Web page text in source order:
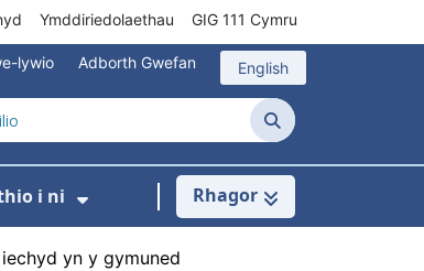
Ymddiriedolaethau GIG 111 Cymru
lywio Adborth Gwefan English
Chwilio
Gofal Cymunedol/Sylfaenol
isddewislen ar gyfer Brys/Allan o
i ni
Dangos isddewislen ar gyfer
Rhagor
yn y gymuned